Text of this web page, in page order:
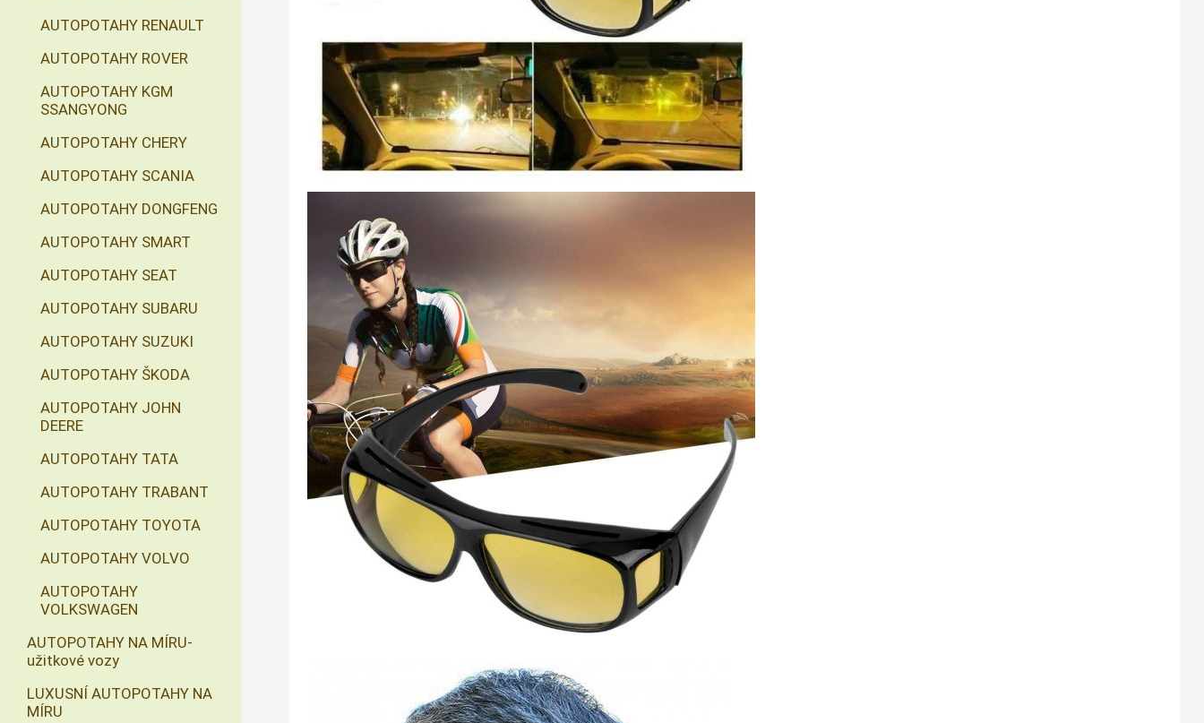
AUTOPOTAHY RENAULT
AUTOPOTAHY ROVER
AUTOPOTAHY KGM
SSANGYONG
AUTOPOTAHY CHERY
AUTOPOTAHY SCANIA
AUTOPOTAHY DONGFENG
AUTOPOTAHY SMART
AUTOPOTAHY SEAT
AUTOPOTAHY SUBARU
AUTOPOTAHY SUZUKI
AUTOPOTAHY ŠKODA
AUTOPOTAHY JOHN
DEERE
AUTOPOTAHY TATA
AUTOPOTAHY TRABANT
AUTOPOTAHY TOYOTA
AUTOPOTAHY VOLVO
AUTOPOTAHY
VOLKSWAGEN
AUTOPOTAHY NA MÍRU-
užitkové vozy
LUXUSNÍ AUTOPOTAHY NA
MÍRU